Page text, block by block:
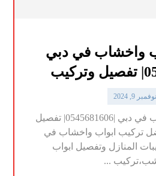
واخشاب في دبي
نوفمبر 9, 2024
تركيب ابواب واخشاب في دبي |0545681606| تفصيل
تركيب ابواب واخشاب في
المنازل وتفصيل ابواب
...